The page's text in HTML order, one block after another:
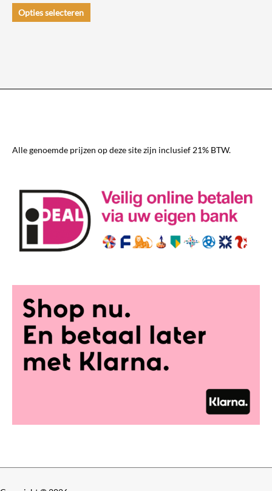
tot
€ 265,00
Opties selecteren
Dit
product
productpagina
Alle genoemde prijzen op deze site zijn inclusief 21% BTW.